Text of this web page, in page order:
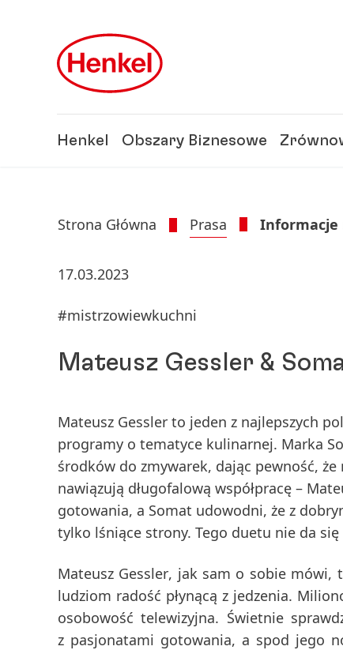
Henkel Obszary Biznesowe
Strona Główna Prasa Informacje
17.03.2023
#mistrzowiewkuchni
Mateusz Gessler &
Mateusz Gessler to jeden z najlepszych
programy o tematyce kulinarnej. Marka
środków do zmywarek, dając pewność,
nawiązują długofalową współpracę –
gotowania, a Somat udowodni, że z
tylko lśniące strony. Tego duetu nie da
Mateusz Gessler, jak sam o sobie mówi,
ludziom radość płynącą z jedzenia.
osobowość telewizyjna. Świetnie
z pasjonatami gotowania, a spod jego